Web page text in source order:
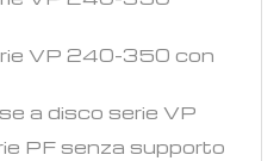
VP 240-350 con
a disco serie VP
PF senza supporto